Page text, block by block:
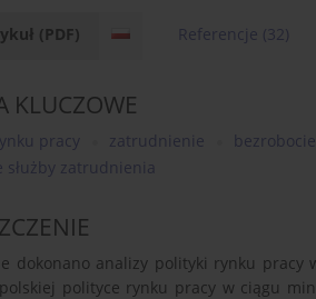
(PDF) Referencje (32)
KLUCZOWE
pracy zatrudnienie bezrobocie
służby zatrudnienia
dokonano analizy polityki rynku pracy
polskiej polityce rynku pracy w ciągu